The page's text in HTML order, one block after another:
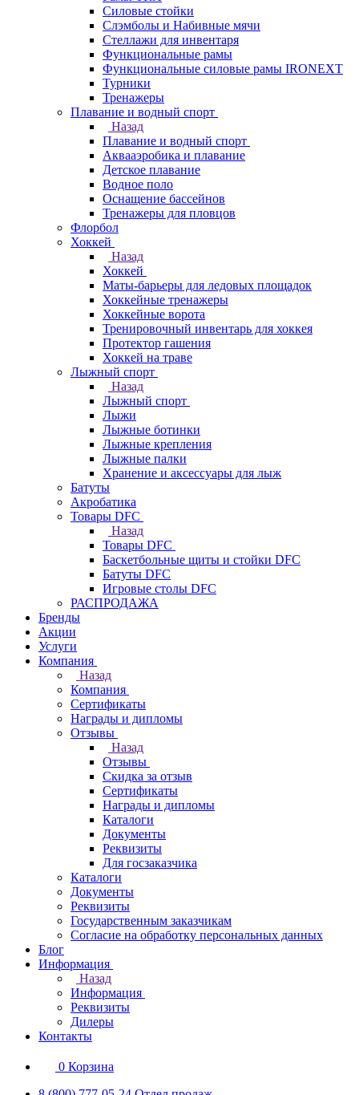
Силовые стойки
Слэмболы и Набивные мячи
Стеллажи для инвентаря
Функциональные рамы
Функциональные силовые рамы IRONEXT
Турники
Тренажеры
Плавание и водный спорт
Назад
Плавание и водный спорт
Аквааэробика и плавание
Детское плавание
Водное поло
Оснащение бассейнов
Тренажеры для пловцов
Флорбол
Хоккей
Назад
Хоккей
Маты-барьеры для ледовых площадок
Хоккейные тренажеры
Хоккейные ворота
Тренировочный инвентарь для хоккея
Протектор гашения
Хоккей на траве
Лыжный спорт
Назад
Лыжный спорт
Лыжи
Лыжные ботинки
Лыжные крепления
Лыжные палки
Хранение и аксессуары для лыж
Батуты
Акробатика
Товары DFC
Назад
Товары DFC
Баскетбольные щиты и стойки DFC
Батуты DFC
Игровые столы DFC
РАСПРОДАЖА
Бренды
Акции
Услуги
Компания
Назад
Компания
Сертификаты
Награды и дипломы
Отзывы
Назад
Отзывы
Скидка за отзыв
Сертификаты
Награды и дипломы
Каталоги
Документы
Реквизиты
Для госзаказчика
Каталоги
Документы
Реквизиты
Государственным заказчикам
Согласие на обработку персональных данных
Блог
Информация
Назад
Информация
Реквизиты
Дилеры
Контакты
0 Корзина